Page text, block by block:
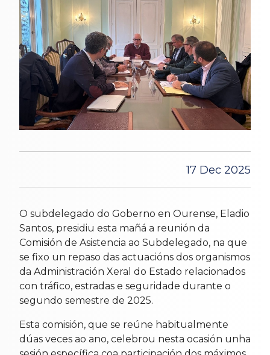
17 Dec 2025
O subdelegado do Goberno en Ourense, Eladio
Santos, presidiu esta mañá a reunión da
Comisión de Asistencia ao Subdelegado, na que
se fixo un repaso das actuacións dos organismos
da Administración Xeral do Estado relacionados
con tráfico, estradas e seguridade durante o
segundo semestre de 2025.
Esta comisión, que se reúne habitualmente
dúas veces ao ano, celebrou nesta ocasión unha